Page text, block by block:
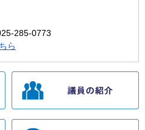
285-0773
ら